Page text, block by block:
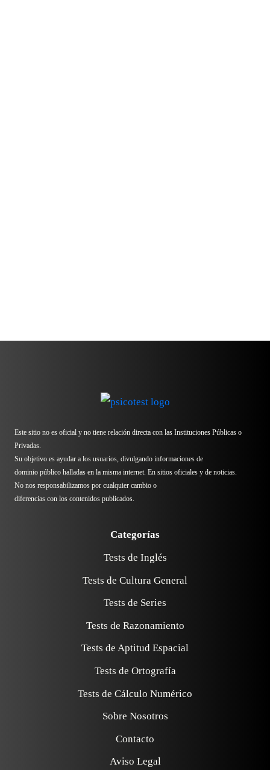
Este sitio no es oficial y no tiene relación directa con las Instituciones Públicas o
Privadas.
Su objetivo es ayudar a los usuarios, divulgando informaciones de
dominio público halladas en la misma internet. En sitios oficiales y de noticias.
No nos responsabilizamos por cualquier cambio o
diferencias con los contenidos publicados.
Categorías
Tests de Inglés
Tests de Cultura General
Tests de Series
Tests de Razonamiento
Tests de Aptitud Espacial
Tests de Ortografía
Tests de Cálculo Numérico
Sobre Nosotros
Contacto
Aviso Legal